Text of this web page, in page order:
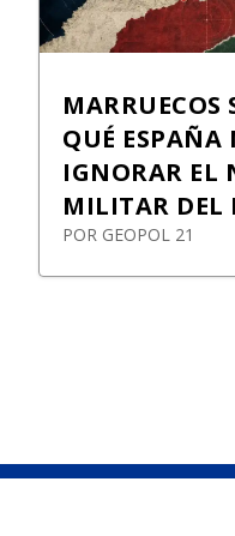
MARRUECOS
QUÉ ESPAÑA
IGNORAR EL
MILITAR DEL
POR GEOPOL 21